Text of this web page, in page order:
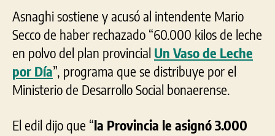
Asnaghi sostiene y acusó al intendente Mario
Secco de haber rechazado “60.000 kilos de leche
en polvo del plan provincial Un Vaso de Leche
por Día”, programa que se distribuye por el
Ministerio de Desarrollo Social bonaerense.
El edil dijo que “la Provincia le asignó 3.000